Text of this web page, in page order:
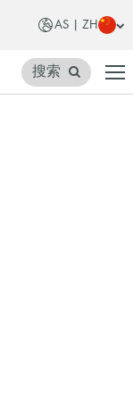
AS | ZH
搜索